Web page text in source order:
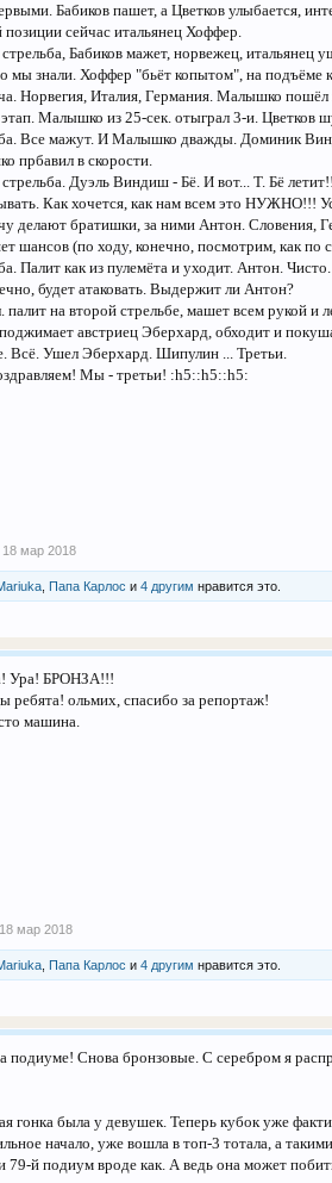
Бабиков пашет, а Цветков улыбается,
позиции сейчас итальянец Хоффер.
Бабиков мажет, норвежец,
мы знали. Хоффер "бьёт копытом", на подъёме
Норвегия, Италия, Германия. Малышко
Малышко из 25-сек. отыграл 3-и. Цветков
Все мажут. И Малышко дважды. Доминик
прбавил в скорости.
Дуэль Виндиш - Бё. И вот... Т. Бё
Как хочется, как нам всем это НУЖНО!!!
делают братишки, за ними Антон. Словения,
шансов (по ходу, конечно, посмотрим, как по
Палит как из пулемёта и уходит. Антон.
будет атаковать. Выдержит ли Антон?
палит на второй стрельбе, машет всем рукой
австриец Эберхард, обходит и
Всё. Ушел Эберхард. Шипулин ... Третьи.
Мы - третьи! :h5::h5::h5:
18 мар 2018
Папа Карлос и4 другим нравится это.
Ура! БРОНЗА!!!
ребята! ольмих, спасибо за репортаж!
машина.
18 мар 2018
Папа Карлос и4 другим нравится это.
подиуме! Снова бронзовые. С серебром я
гонка была у девушек. Теперь кубок уже
начало, уже вошла в топ-3 тотала, а
79-й подиум вроде как. А ведь она может